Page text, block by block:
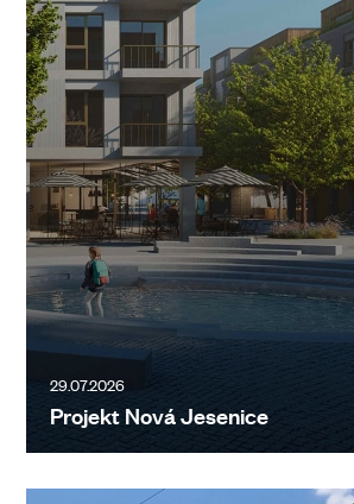
29.07.2026
Projekt Nová Jesenice